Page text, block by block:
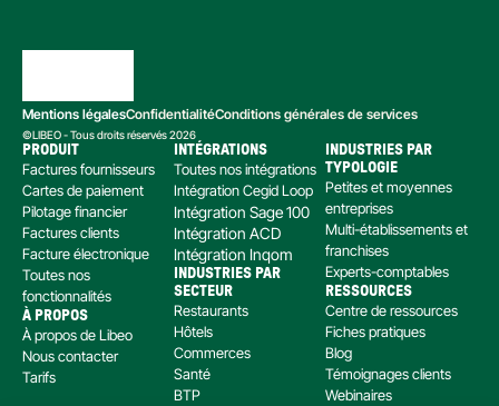
Mentions légalesConfidentialitéConditions générales de services
©LIBEO - Tous droits réservés 2026
PRODUIT
Factures fournisseurs
Cartes de paiement
Pilotage financier
Factures clients
Facture électronique
Toutes nos
fonctionnalités
À PROPOS
À propos de Libeo
Nous contacter
Tarifs
INTÉGRATIONS
Toutes nos intégrations
Intégration Cegid Loop
Intégration Sage 100
Intégration ACD
Intégration Inqom
INDUSTRIES PAR
SECTEUR
Restaurants
Hôtels
Commerces
Santé
BTP
INDUSTRIES PAR
TYPOLOGIE
Petites et moyennes
entreprises
Multi-établissements et
franchises
Experts-comptables
RESSOURCES
Centre de ressources
Fiches pratiques
Blog
Témoignages clients
Webinaires